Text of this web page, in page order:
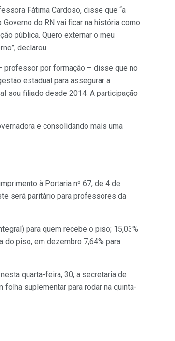
Fátima Cardoso, disse que “a
do RN vai ficar na história como
pública. Quero externar o meu
declarou.
professor por formação – disse que no
estadual para assegurar a
sou filiado desde 2014. A participação
e consolidando mais uma
à Portaria nº 67, de 4 de
será paritário para professores da
para quem recebe o piso; 15,03%
do piso, em dezembro 7,64% para
quarta-feira, 30, a secretaria de
folha suplementar para rodar na quinta-